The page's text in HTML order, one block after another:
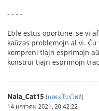
- - - -
Eble estus oportune, se vi
kaŭzas problemojn al vi.
kompreni tiajn esprimojn
konstrui tiajn esprimojn
Nala_Cat15 (แสดงโปรไฟล์)
14 มกราคม 2021, 20:42:22